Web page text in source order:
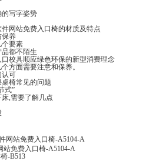
写字姿势
网站免费入口椅的材质及特点
保养
个要素
都不陌生
校具顺应绿色环保的新型消费理念
面需要注意和保养。
认可
椅常见的问题
式”
床,需要了解几点
站免费入口椅-A5104-A